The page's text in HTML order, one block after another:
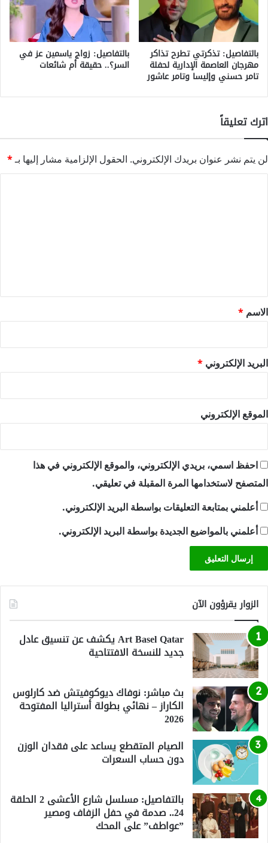
بالتفاصيل: تذكرتي تطرح تذاكر
مهرجان العاصمة الإدارية لحفلة
تامر حسني وإليسا وتامر عاشور
بالتفاصيل: زواج ياسمين عز في
السر؟.. حقيقة أم شائعات
اترك تعليقاً
لن يتم نشر عنوان بريدك الإلكتروني. الحقول الإلزامية مشار إليها بـ*
*
الاسم *
البريد الإلكتروني *
الموقع الإلكتروني
احفظ اسمي، بريدي الإلكتروني، والموقع الإلكتروني في هذا
المتصفح لاستخدامها المرة المقبلة في تعليقي.
أعلمني بمتابعة التعليقات بواسطة البريد الإلكتروني.
أعلمني بالمواضيع الجديدة بواسطة البريد الإلكتروني.
الزوار يقرؤون الآن
Art Basel Qatar يكشف عن تنسيق عادل
جديد للنسخة الافتتاحية
بث مباشر: نوفاك ديوكوفيتش ضد كارلوس
الكاراز – نهائي بطولة أستراليا المفتوحة
2026
الصيام المتقطع يساعد على فقدان الوزن
دون حساب السعرات
بالتفاصيل: مسلسل شارع الأعشى 2 الحلقة
24.. صدمة في حفل الزفاف ومصير
”عواطف” على المحك